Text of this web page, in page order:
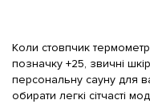
від того, коли саме його
зроблено) вам
необхідності консультують,
уточнюють, чи правильно
Коли стовпчик
позначку +25, звичні
персональну сауну для
обирати легкі сітчасті